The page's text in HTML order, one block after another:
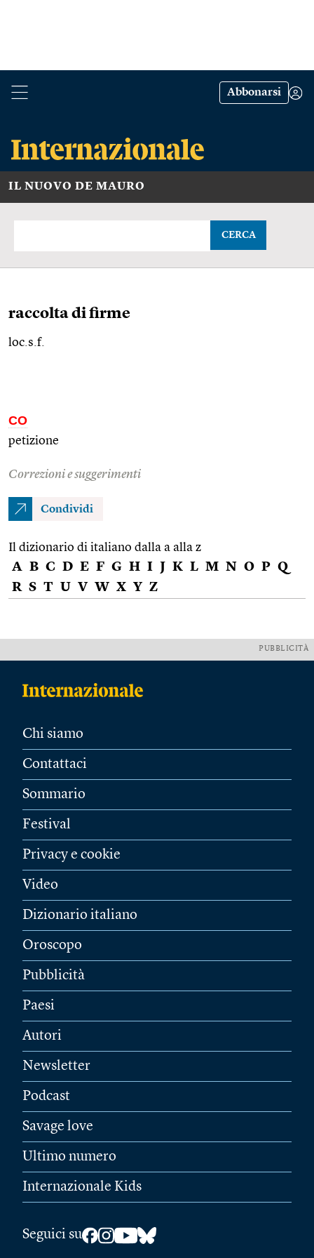
Abbonarsi
IL NUOVO DE MAURO
CERCA
raccolta di firme
loc.s.f.
CO
petizione
Correzioni e suggerimenti
Condividi
Il dizionario di italiano dalla a alla z
A B C D E F G H I J K L M N O P Q
R S T U V W X Y Z
PUBBLICITÀ
Chi siamo
Contattaci
Sommario
Festival
Privacy e cookie
Video
Dizionario italiano
Oroscopo
Pubblicità
Paesi
Autori
Newsletter
Podcast
Savage love
Ultimo numero
Internazionale Kids
Seguici su